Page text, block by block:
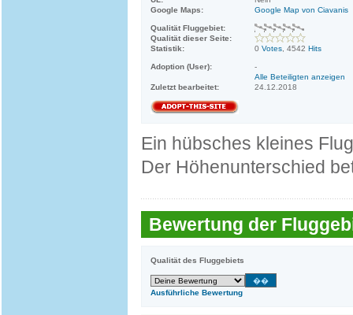
Google Maps:
Google Map von Ciavanis
Qualität Fluggebiet:
Qualität dieser Seite:
Statistik:
0 Votes , 4542 Hits
Adoption (User):
-
Alle Beteiligten anzeigen
Zuletzt bearbeitet:
24.12.2018
Ein hübsches kleines
Der Höhenunterschied
Bewertung der
Qualität des Fluggebiets
Ausführliche Bewertung